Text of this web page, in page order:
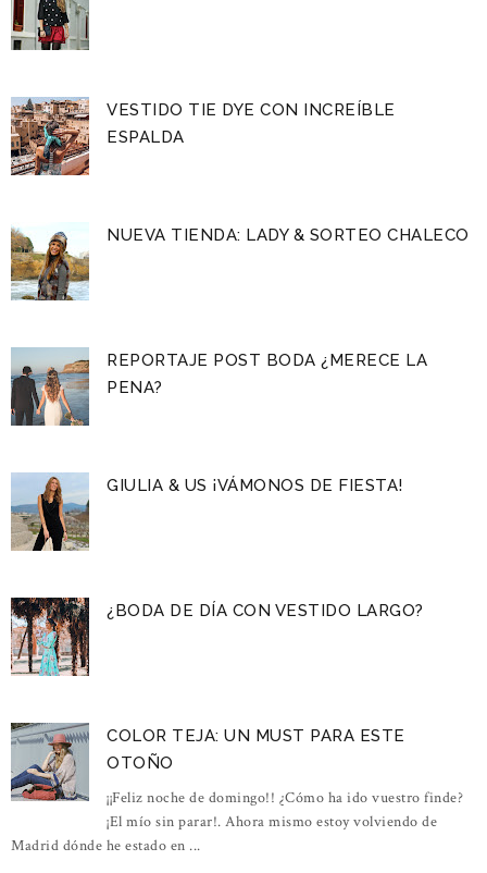
VESTIDO TIE DYE CON INCREÍBLE
ESPALDA
NUEVA TIENDA: LADY & SORTEO CHALECO
REPORTAJE POST BODA ¿MERECE LA
PENA?
GIULIA & US ¡VÁMONOS DE FIESTA!
¿BODA DE DÍA CON VESTIDO LARGO?
COLOR TEJA: UN MUST PARA ESTE
OTOÑO
¡¡Feliz noche de domingo!! ¿Cómo ha ido vuestro finde?
¡El mío sin parar!. Ahora mismo estoy volviendo de
Madrid dónde he estado en ...